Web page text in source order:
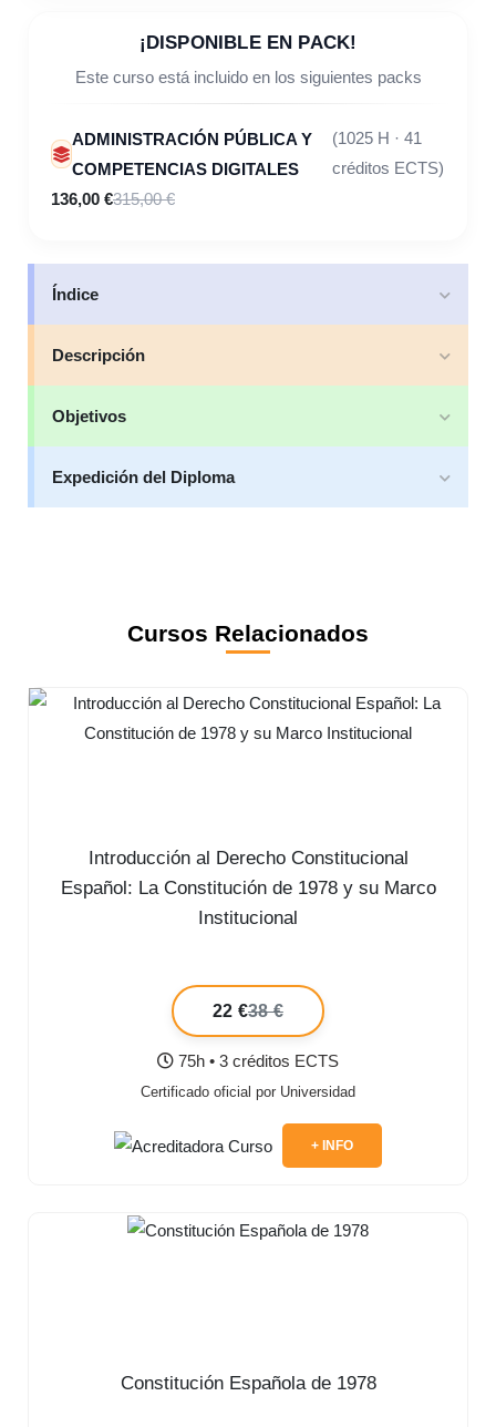
¡DISPONIBLE EN PACK!
Este curso está incluido en los siguientes packs
ADMINISTRACIÓN PÚBLICA Y
COMPETENCIAS DIGITALES
(1025 H · 41
créditos ECTS)
136,00 €315,00 €
Índice
Descripción
Objetivos
Expedición del Diploma
Cursos Relacionados
Introducción al Derecho Constitucional
Español: La Constitución de 1978 y su Marco
Institucional
22 €38 €
75h • 3 créditos ECTS
Certificado oficial por Universidad
+ INFO
Constitución Española de 1978